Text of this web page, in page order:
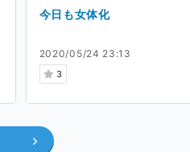
2020/05/24 23:13
3
今日も女体化